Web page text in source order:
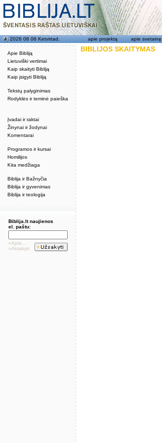
Apie Bibliją
Lietuviški vertimai
Kaip skaityti Bibliją
Kaip įsigyti Bibliją
Tekstų palyginimas
Rodyklės ir teminė paieška
Įvadai ir raktai
Žinynai ir žodynai
Komentarai
Programos ir kursai
Homilijos
Kita medžiaga
Biblija ir Bažnyčia
Biblija ir gyvenimas
Biblija ir teologija
2026 08 06 Ketvirtad. apie projektą apie svetainę
Biblija.lt naujienos
el. paštu:
»Apie...
»Atsakyti
BIBLIJOS SKAITYMAS